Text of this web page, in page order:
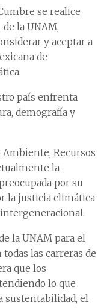
se realice
la UNAM,
y aceptar a
de
país enfrenta
demografía y
Recursos
la
por su
la justicia climática
la UNAM para el
las carreras de
que los
lo que
sustentabilidad, el